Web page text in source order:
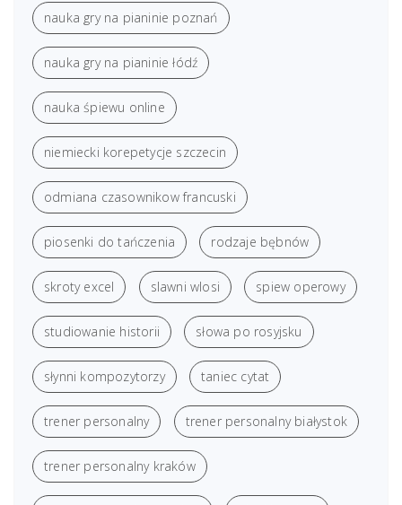
nauka gry na pianinie poznań
nauka gry na pianinie łódź
nauka śpiewu online
niemiecki korepetycje szczecin
odmiana czasownikow francuski
piosenki do tańczenia rodzaje bębnów
skroty excel slawni wlosi spiew operowy
studiowanie historii słowa po rosyjsku
słynni kompozytorzy taniec cytat
trener personalny trener personalny białystok
trener personalny kraków